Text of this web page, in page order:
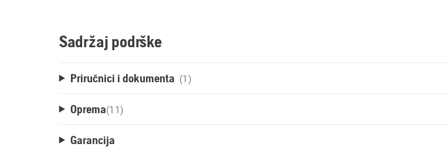
Sadržaj podrške
Priručnici i dokumenta (1)
Oprema(11)
Garancija